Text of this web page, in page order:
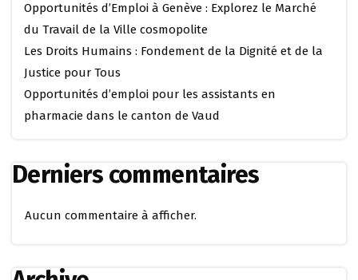
Opportunités d’Emploi à Genève : Explorez le Marché
du Travail de la Ville cosmopolite
Les Droits Humains : Fondement de la Dignité et de la
Justice pour Tous
Opportunités d’emploi pour les assistants en
pharmacie dans le canton de Vaud
Derniers commentaires
Aucun commentaire à afficher.